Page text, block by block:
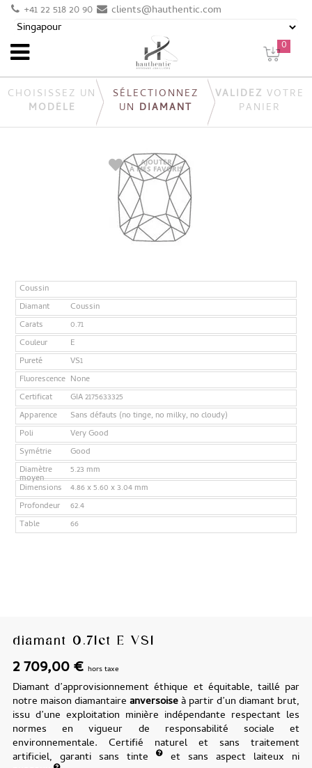
+41 22 518 20 90 clients@hauthentic.com
0
CHOISISSEZ UN
MODÈLE
SÉLECTIONNEZ
UN DIAMANT
VALIDEZ VOTRE
PANIER
AJOUTER
À MES FAVORIS
Coussin
Diamant
Coussin
Carats
0.71
Couleur
E
Pureté
VS1
Fluorescence None
Certificat
GIA 2175633325
Apparence
Sans défauts (no tinge, no milky, no cloudy)
Poli
Very Good
Symétrie
Good
Diamètre
moyen
5.23 mm
Dimensions
4.86 x 5.60 x 3.04 mm
Profondeur
62.4
Table
66
diamant 0.71ct E VS1
2 709,00€ hors taxe
Diamant d’approvisionnement éthique et équitable, taillé par
notre maison diamantaire anversoiseà partir d’un diamant brut,
issu d’une exploitation minière indépendante respectant les
normes en vigueur de responsabilité sociale et
environnementale. Certifié naturel et sans traitement
artificiel, garanti sans tinte
et sans aspect laiteux ni